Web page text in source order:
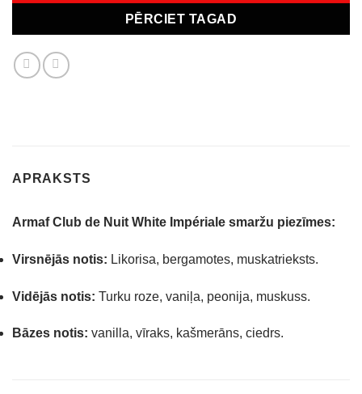
PĒRCIET TAGAD
APRAKSTS
Armaf Club de Nuit White Impériale smaržu piezīmes:
Virsnējās notis: Likorisa, bergamotes, muskatrieksts.
Vidējās notis: Turku roze, vaniļa, peonija, muskuss.
Bāzes notis: vanilla, vīraks, kašmerāns, ciedrs.